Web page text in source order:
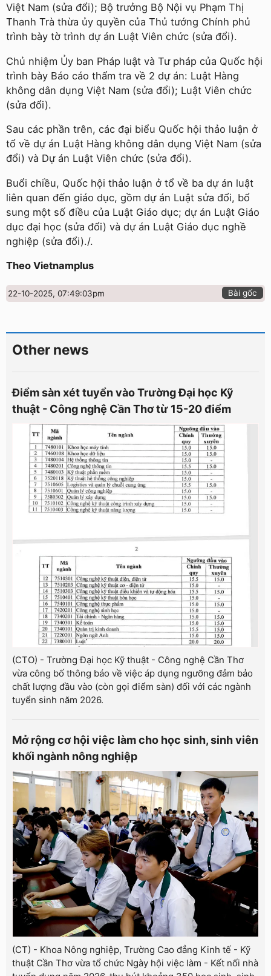
Việt Nam (sửa đổi); Bộ trưởng Bộ Nội vụ Phạm Thị
Thanh Trà thừa ủy quyền của Thủ tướng Chính phủ
trình bày tờ trình dự án Luật Viên chức (sửa đổi).
Chủ nhiệm Ủy ban Pháp luật và Tư pháp của Quốc hội
trình bày Báo cáo thẩm tra về 2 dự án: Luật Hàng
không dân dụng Việt Nam (sửa đổi); Luật Viên chức
(sửa đổi).
Sau các phần trên, các đại biểu Quốc hội thảo luận ở
tổ về dự án Luật Hàng không dân dụng Việt Nam (sửa
đổi) và Dự án Luật Viên chức (sửa đổi).
Buổi chiều, Quốc hội thảo luận ở tổ về ba dự án luật
liên quan đến giáo dục, gồm dự án Luật sửa đổi, bổ
sung một số điều của Luật Giáo dục; dự án Luật Giáo
dục đại học (sửa đổi) và dự án Luật Giáo dục nghề
nghiệp (sửa đổi)./.
Theo Vietnamplus
22-10-2025, 07:49:03pm Bài gốc
Other news
Điểm sàn xét tuyển vào Trường Đại học Kỹ
thuật - Công nghệ Cần Thơ từ 15-20 điểm
(CTO) - Trường Đại học Kỹ thuật - Công nghệ Cần Thơ
vừa công bố thông báo về việc áp dụng ngưỡng đảm bảo
chất lượng đầu vào (còn gọi điểm sàn) đối với các ngành
tuyển sinh năm 2026.
Mở rộng cơ hội việc làm cho học sinh, sinh viên
khối ngành nông nghiệp
(CT) - Khoa Nông nghiệp, Trường Cao đẳng Kinh tế - Kỹ
thuật Cần Thơ vừa tổ chức Ngày hội việc làm - Kết nối nhà